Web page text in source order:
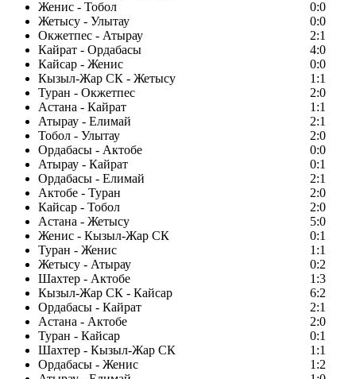
Женис - Тобол
0:0
Жетысу - Улытау
0:0
Окжетпес - Атырау
2:1
Кайрат - Ордабасы
4:0
Кайсар - Женис
0:0
Кызыл-Жар СК - Жетысу
1:1
Туран - Окжетпес
2:0
Астана - Кайрат
1:1
Атырау - Елимай
2:1
Тобол - Улытау
2:0
Ордабасы - Актобе
0:0
Атырау - Кайрат
0:1
Ордабасы - Елимай
2:1
Актобе - Туран
2:0
Кайсар - Тобол
2:0
Астана - Жетысу
5:0
Женис - Кызыл-Жар СК
0:1
Туран - Женис
1:1
Жетысу - Атырау
0:2
Шахтер - Актобе
1:3
Кызыл-Жар СК - Кайсар
6:2
Ордабасы - Кайрат
2:1
Астана - Актобе
2:0
Туран - Кайсар
0:1
Шахтер - Кызыл-Жар СК
1:1
Ордабасы - Женис
1:2